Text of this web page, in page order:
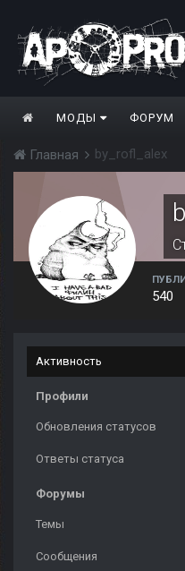
МОДЫ ФОРУМ
Главная by_rofl_alex
540
Активность
Профили
Обновления статусов
Ответы статуса
Форумы
Темы
Сообщения